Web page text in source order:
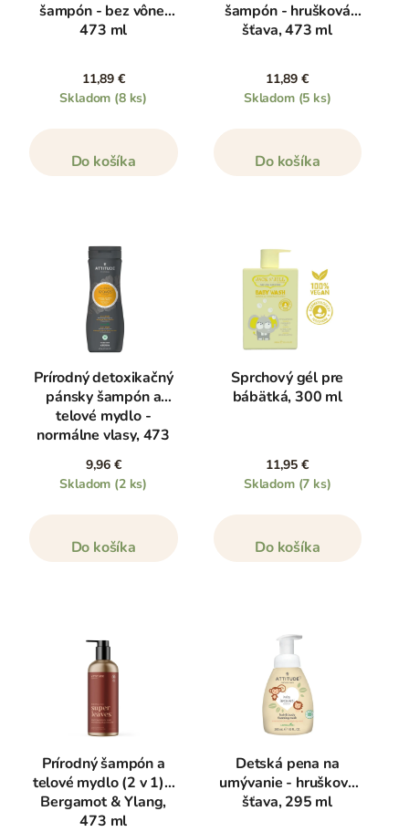
šampón - bez vône,
473 ml
11,89 €
Skladom (8 ks)
Do košíka
šampón - hrušková
šťava, 473 ml
11,89 €
Skladom (5 ks)
Do košíka
Prírodný detoxikačný
pánsky šampón a
telové mydlo -
normálne vlasy, 473
9,96 €
Skladom (2 ks)
Do košíka
Sprchový gél pre
bábätká, 300 ml
11,95 €
Skladom (7 ks)
Do košíka
Prírodný šampón a
telové mydlo (2 v 1) -
Bergamot & Ylang,
473 ml
Detská pena na
umývanie - hrušková
šťava, 295 ml